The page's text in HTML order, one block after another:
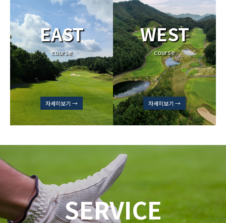
EAST
course
자세히보기 →
WEST
course
자세히보기 →
SERVICE